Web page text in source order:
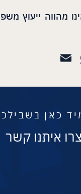
מהווה ייעוץ
WhatsApp
כאן
צרו איתנו קשר